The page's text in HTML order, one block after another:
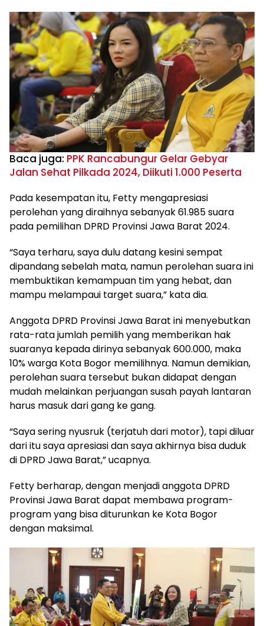
Baca juga: PPK Rancabungur Gelar Gebyar
Jalan Sehat Pilkada 2024, Diikuti 1.000 Peserta
Pada kesempatan itu, Fetty mengapresiasi
perolehan yang diraihnya sebanyak 61.985 suara
pada pemilihan DPRD Provinsi Jawa Barat 2024.
“Saya terharu, saya dulu datang kesini sempat
dipandang sebelah mata, namun perolehan suara ini
membuktikan kemampuan tim yang hebat, dan
mampu melampaui target suara,” kata dia.
Anggota DPRD Provinsi Jawa Barat ini menyebutkan
rata-rata jumlah pemilih yang memberikan hak
suaranya kepada dirinya sebanyak 600.000, maka
10% warga Kota Bogor memilihnya. Namun demikian,
perolehan suara tersebut bukan didapat dengan
mudah melainkan perjuangan susah payah lantaran
harus masuk dari gang ke gang.
“Saya sering nyusruk (terjatuh dari motor), tapi diluar
dari itu saya apresiasi dan saya akhirnya bisa duduk
di DPRD Jawa Barat,” ucapnya.
Fetty berharap, dengan menjadi anggota DPRD
Provinsi Jawa Barat dapat membawa program-
program yang bisa diturunkan ke Kota Bogor
dengan maksimal.